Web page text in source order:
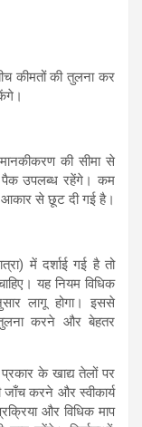
कीमतों की तुलना कर
की सीमा से
पैक उपलब्ध रहेंगे। कम
आकार से छूट दी गई है।
में दर्शाई गई है तो
यह नियम विधिक
लागू होगा। इससे
तुलना करने और बेहतर
के खाद्य तेलों पर
जाँच करने और स्वीकार्य
और विधिक माप